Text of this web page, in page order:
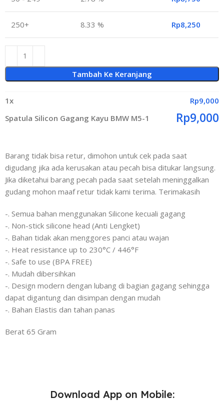
250+ 8.33 % Rp8,250
Tambah Ke Keranjang
1x Rp9,000
Spatula Silicon Gagang Kayu BMW M5-1
Rp9,000
Barang tidak bisa retur, dimohon untuk cek pada saat
digudang jika ada kerusakan atau pecah bisa ditukar langsung.
Jika diketahui barang pecah pada saat setelah meninggalkan
gudang mohon maaf retur tidak kami terima. Terimakasih
-. Semua bahan menggunakan Silicone kecuali gagang
-. Non-stick silicone head (Anti Lengket)
-. Bahan tidak akan menggores panci atau wajan
-. Heat resistance up to 230°C / 446°F
-. Safe to use (BPA FREE)
-. Mudah dibersihkan
-. Design modern dengan lubang di bagian gagang sehingga
dapat digantung dan disimpan dengan mudah
-. Bahan Elastis dan tahan panas
Berat 65 Gram
Download App on Mobile: